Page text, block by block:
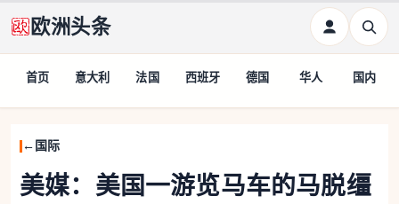
欧洲头条
首页 意大利 法国 西班牙 德国 华人 国内
国际
美媒：美国一游览马车的马脱缰